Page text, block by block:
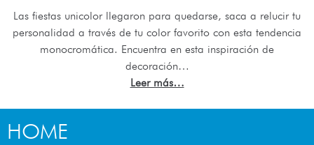
Las fiestas unicolor llegaron para quedarse, saca a relucir tu
personalidad a través de tu color favorito con esta tendencia
monocromática. Encuentra en esta inspiración de
decoración…
Leer más…
HOME